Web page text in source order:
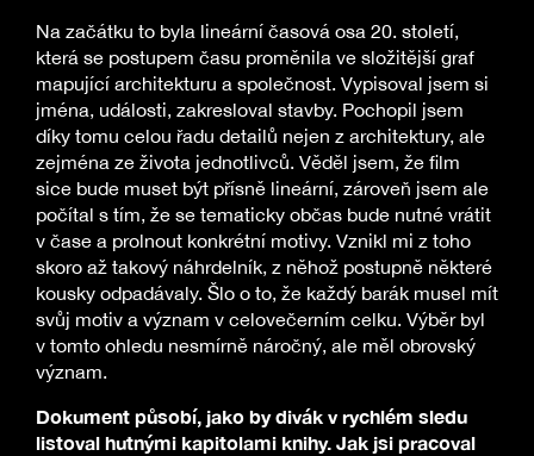
Na začátku to byla lineární časová osa 20. století,
která se postupem času proměnila ve složitější graf
mapující architekturu a společnost. Vypisoval jsem si
jména, události, zakresloval stavby. Pochopil jsem
díky tomu celou řadu detailů nejen z architektury, ale
zejména ze života jednotlivců. Věděl jsem, že film
sice bude muset být přísně lineární, zároveň jsem ale
počítal s tím, že se tematicky občas bude nutné vrátit
v čase a prolnout konkrétní motivy. Vznikl mi z toho
skoro až takový náhrdelník, z něhož postupně některé
kousky odpadávaly. Šlo o to, že každý barák musel mít
svůj motiv a význam v celovečerním celku. Výběr byl
v tomto ohledu nesmírně náročný, ale měl obrovský
význam.
Dokument působí, jako by divák v rychlém sledu
listoval hutnými kapitolami knihy. Jak jsi pracoval